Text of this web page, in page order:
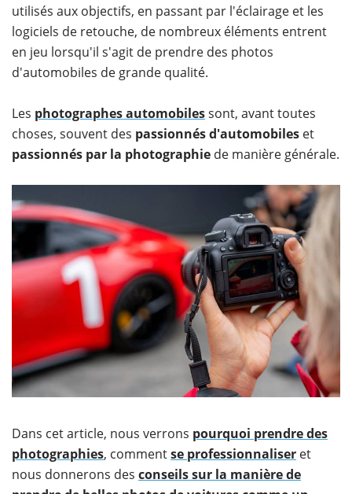
utilisés aux objectifs, en passant par l'éclairage et les
logiciels de retouche, de nombreux éléments entrent
en jeu lorsqu'il s'agit de prendre des photos
d'automobiles de grande qualité.
Les photographes automobilessont, avant toutes
choses, souvent des passionnés d'automobiles et
passionnés par la photographie de manière générale.
Dans cet article, nous verrons pourquoi prendre des
photographies, commentse professionnaliser et
nous donnerons des conseils sur la manière de